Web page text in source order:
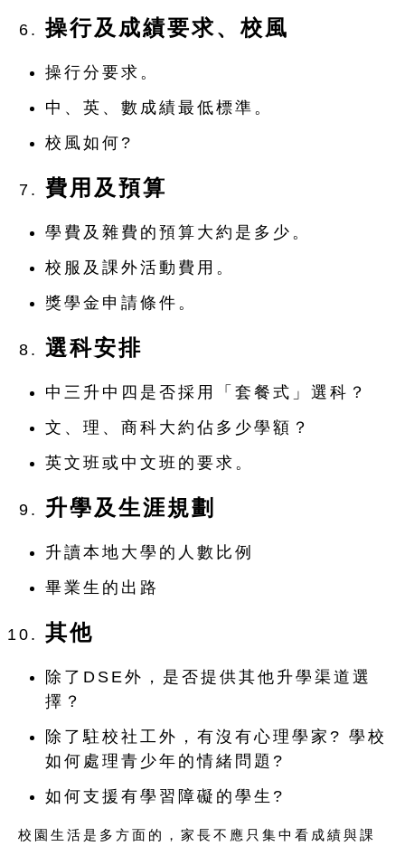
操行及成績要求、校風
操行分要求。
中、英、數成績最低標準。
校風如何?
費用及預算
學費及雜費的預算大約是多少。
校服及課外活動費用。
獎學金申請條件。
選科安排
中三升中四是否採用「套餐式」選科？
文、理、商科大約佔多少學額？
英文班或中文班的要求。
升學及生涯規劃
升讀本地大學的人數比例
畢業生的出路
其他
除了DSE外，是否提供其他升學渠道選
擇？
除了駐校社工外，有沒有心理學家? 學校
如何處理青少年的情緒問題?
如何支援有學習障礙的學生?
校園生活是多方面的，家長不應只集中看成績與課